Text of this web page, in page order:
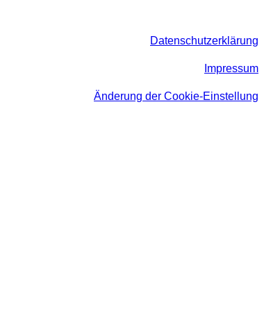
Datenschutzerklärung
Impressum
Änderung der Cookie-Einstellung